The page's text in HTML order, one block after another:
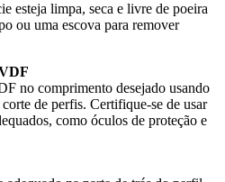
esteja limpa, seca e livre de poeira
ou uma escova para remover
no comprimento desejado usando
de perfis. Certifique-se de usar
como óculos de proteção e